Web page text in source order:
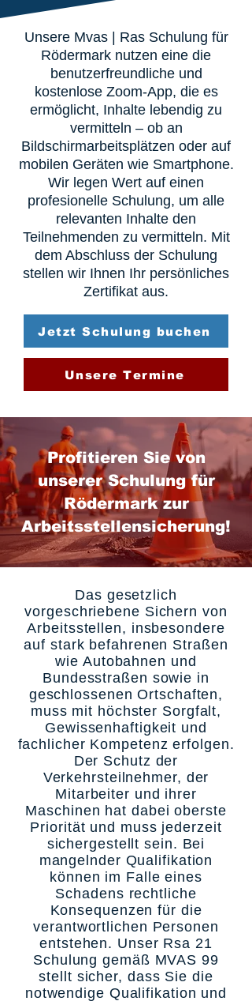
Unsere Mvas | Ras Schulung für
Rödermark nutzen eine die
benutzerfreundliche und
kostenlose Zoom-App, die es
ermöglicht, Inhalte lebendig zu
vermitteln – ob an
Bildschirmarbeitsplätzen oder auf
mobilen Geräten wie Smartphone.
Wir legen Wert auf einen
profesionelle Schulung, um alle
relevanten Inhalte den
Teilnehmenden zu vermitteln. Mit
dem Abschluss der Schulung
stellen wir Ihnen Ihr persönliches
Zertifikat aus.
Jetzt Schulung buchen
Unsere Termine
Profitieren Sie von
unserer Schulung für
Rödermark zur
Arbeitsstellensicherung!
Das gesetzlich
vorgeschriebene Sichern von
Arbeitsstellen, insbesondere
auf stark befahrenen Straßen
wie Autobahnen und
Bundesstraßen sowie in
geschlossenen Ortschaften,
muss mit höchster Sorgfalt,
Gewissenhaftigkeit und
fachlicher Kompetenz erfolgen.
Der Schutz der
Verkehrsteilnehmer, der
Mitarbeiter und ihrer
Maschinen hat dabei oberste
Priorität und muss jederzeit
sichergestellt sein. Bei
mangelnder Qualifikation
können im Falle eines
Schadens rechtliche
Konsequenzen für die
verantwortlichen Personen
entstehen. Unser Rsa 21
Schulung gemäß MVAS 99
stellt sicher, dass Sie die
notwendige Qualifikation und